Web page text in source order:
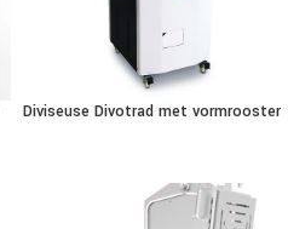
Diviseuse Divotrad met vormrooster